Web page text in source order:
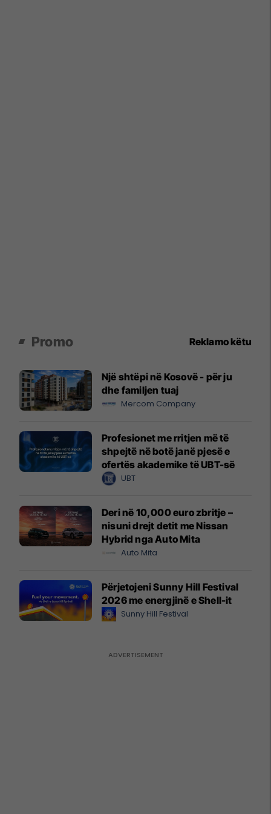
Promo Reklamo këtu
Një shtëpi në Kosovë - për ju
dhe familjen tuaj
Mercom Company
Profesionet me rritjen më të
shpejtë në botë janë pjesë e
ofertës akademike të UBT-së
UBT
Deri në 10,000 euro zbritje –
nisuni drejt detit me Nissan
Hybrid nga Auto Mita
Auto Mita
Përjetojeni Sunny Hill Festival
2026 me energjinë e Shell-it
Sunny Hill Festival